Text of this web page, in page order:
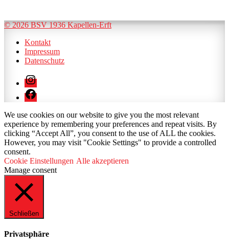
© 2026 BSV 1936 Kapellen-Erft
Kontakt
Impressum
Datenschutz
Instagram
Facebook
We use cookies on our website to give you the most relevant
experience by remembering your preferences and repeat visits. By
clicking “Accept All”, you consent to the use of ALL the cookies.
However, you may visit "Cookie Settings" to provide a controlled
consent.
Cookie Einstellungen Alle akzeptieren
Manage consent
Schließen
Privatsphäre